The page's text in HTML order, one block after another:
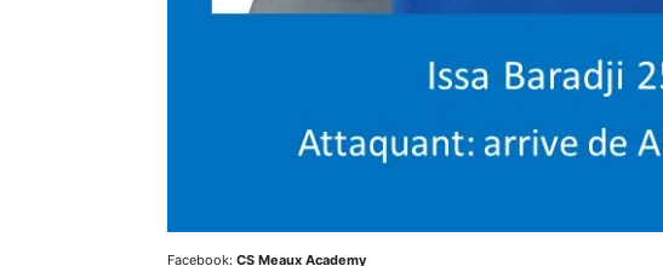
Facebook: CS Meaux Academy